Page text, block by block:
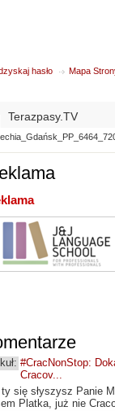
hasło Mapa
Terazpasy.TV
#CracNonStop:
Cracov...
się słyszysz Panie
Platka, już nie